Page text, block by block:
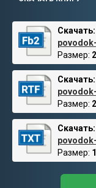
Скачать:
Размер:
Скачать:
Размер:
Скачать:
Размер: